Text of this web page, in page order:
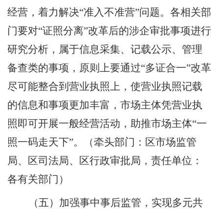
经营，着力解决“准入不准营”问题。各相关部
门要对“证照分离”改革后的涉企审批事项进行
研究分析，属于信息采集、记载公示、管理
备查类的事项，原则上要通过“多证合一”改革
尽可能整合到营业执照上，使营业执照记载
的信息和事项更加丰富，市场主体凭营业执
照即可开展一般经营活动，助推市场主体“一
照一码走天下”。 （牵头部门： 区市场监管
局、 区司法局、 区行政审批局，责任单位：
各有关部门 ）
（五）加强事中事后监管，实现多元共